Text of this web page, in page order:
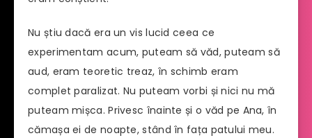
Nu știu dacă era un vis lucid ceea ce
experimentam acum, puteam să văd, puteam să
aud, eram teoretic treaz, în schimb eram
complet paralizat. Nu puteam vorbi și nici nu mă
puteam mișca. Privesc înainte și o văd pe Ana, în
cămașa ei de noapte, stând în fața patului meu.